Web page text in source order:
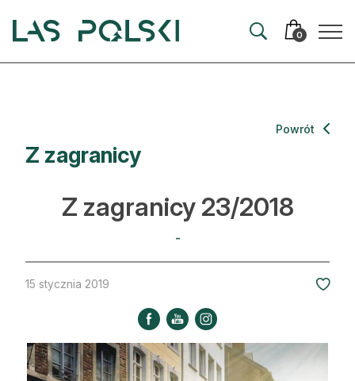
0
Artykuły
Hodowla lasu
Nowe technologie
Kultura i historia
Strefa eksperta
Z zagranicy
Powrót
Z zagranicy 23/2018
-
15 stycznia 2019